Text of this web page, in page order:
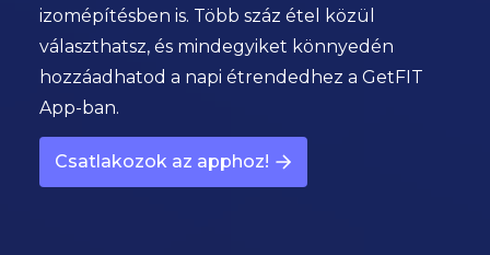
izomépítésben is. Több száz étel közül
választhatsz, és mindegyiket könnyedén
hozzáadhatod a napi étrendedhez a GetFIT
App-ban.
Csatlakozok az apphoz!